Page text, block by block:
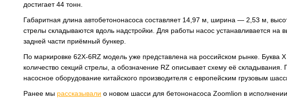
достигает 44 тонн.
Габаритная длина автобетононасоса составляет 14,97 м, ширина — 2,53 м,
стрелы складываются вдоль надстройки. Для работы насос устанавливается
задней части приёмный бункер.
По маркировке 62X-6RZ модель уже представлена на российском рынке.
количество секций стрелы, а обозначение RZ описывает схему её
насосное оборудование китайского производителя с европейским грузовым
Ранее мы рассказывали о новом шасси для бетононасоса Zoomlion в